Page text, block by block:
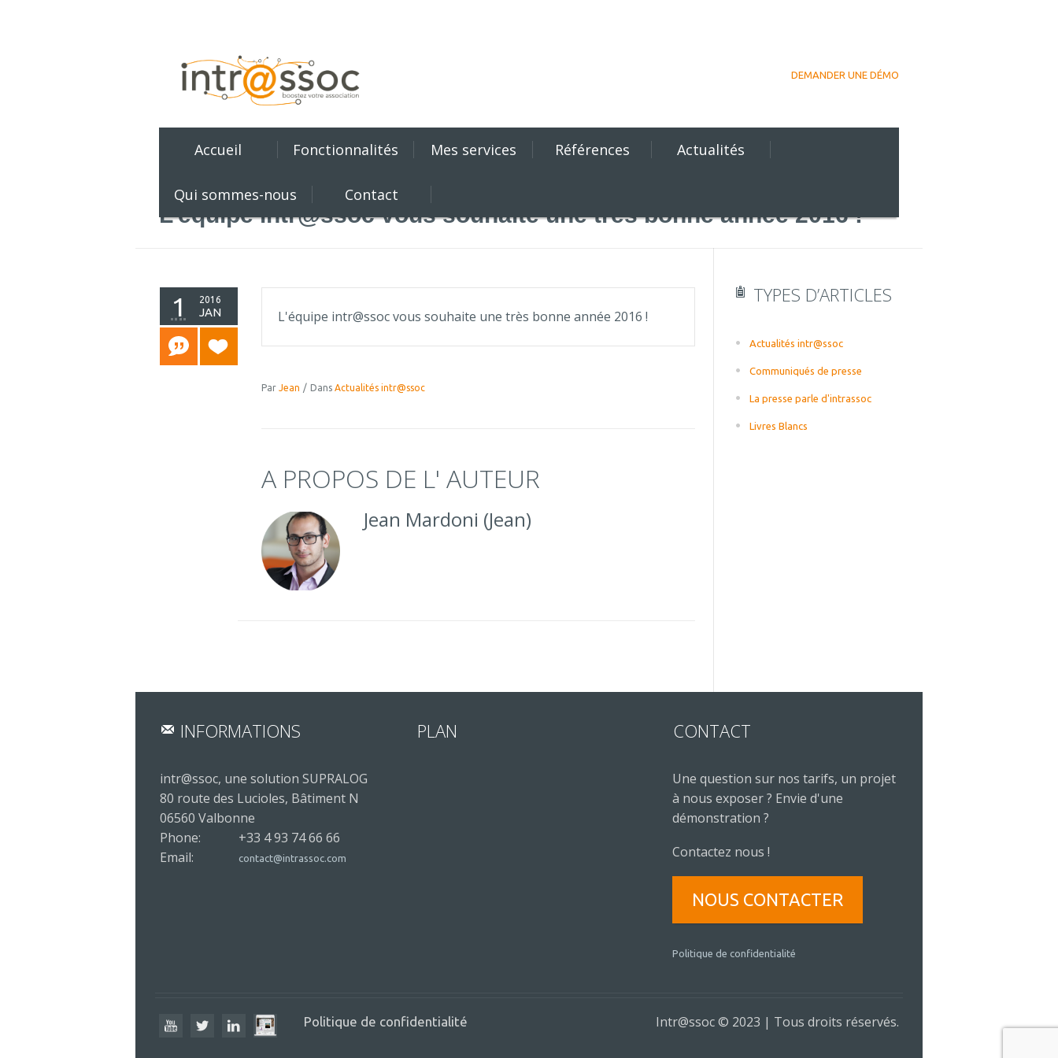
DEMANDER UNE DÉMO
Accueil Fonctionnalités Mes services Références Actualités
Qui sommes-nous Contact
L’équipe intr@ssoc vous souhaite une très bonne année 2016 !
1 2016
JAN L'équipe intr@ssoc vous souhaite une très bonne année 2016 !
Par Jean / Dans Actualités intr@ssoc
A PROPOS DE L' AUTEUR
Jean Mardoni (Jean)
TYPES D’ARTICLES
Actualités intr@ssoc
Communiqués de presse
La presse parle d'intrassoc
Livres Blancs
INFORMATIONS
intr@ssoc, une solution SUPRALOG
80 route des Lucioles, Bâtiment N
06560 Valbonne
Phone:
+33 4 93 74 66 66
Email:
contact@intrassoc.com
PLAN CONTACT
Une question sur nos tarifs, un projet
à nous exposer ? Envie d'une
démonstration ?
Contactez nous !
NOUS CONTACTER
Politique de confidentialité
Politique de confidentialité Intr@ssoc © 2023 | Tous droits réservés.